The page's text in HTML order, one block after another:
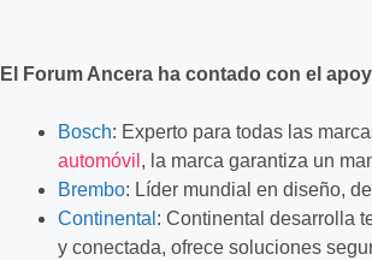
El Forum Ancera ha contado con el
Bosch: Experto para todas las
automóvil , la marca garantiza un
Brembo: Líder mundial en diseño,
Continental : Continental desarrolla
y conectada, ofrece soluciones